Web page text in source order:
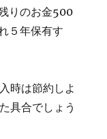
りのお金500
５年保有す
時は節約しよ
具合でしょう